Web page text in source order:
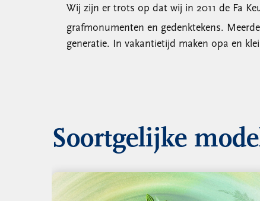
Wij zijn er trots op dat wij in 2011 de Fa
grafmonumenten en gedenktekens.
generatie. In vakantietijd maken opa en
Soortgelijke